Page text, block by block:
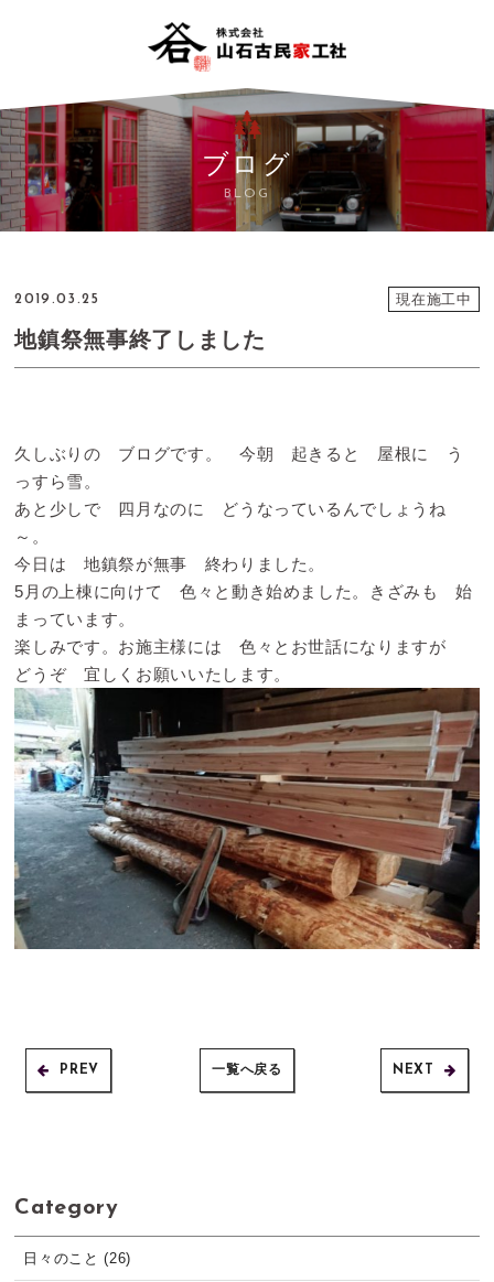
ブログ
BLOG
2019.03.25 現在施工中
地鎮祭無事終了しました
久しぶりの ブログです。 今朝 起きると 屋根に う
っすら雪。
あと少しで 四月なのに どうなっているんでしょうね
～。
今日は 地鎮祭が無事 終わりました。
5月の上棟に向けて 色々と動き始めました。きざみも 始
まっています。
楽しみです。お施主様には 色々とお世話になりますが
どうぞ 宜しくお願いいたします。
NEXT
一覧へ戻る
PREV
Category
日々のこと (26)